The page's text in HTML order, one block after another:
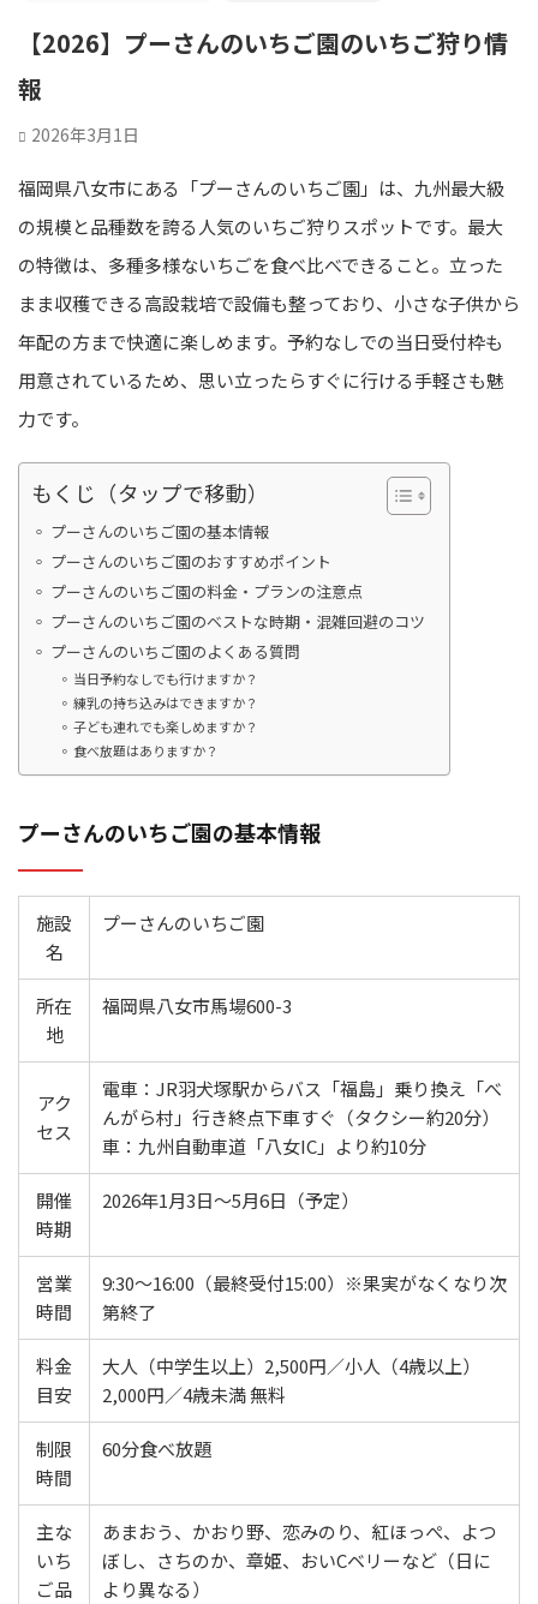
【2026】プーさんのいちご園のいちご狩り情
報
2026年3月1日
福岡県八女市にある「プーさんのいちご園」は、九州最大級
の規模と品種数を誇る人気のいちご狩りスポットです。最大
の特徴は、多種多様ないちごを食べ比べできること。立った
まま収穫できる高設栽培で設備も整っており、小さな子供から
年配の方まで快適に楽しめます。予約なしでの当日受付枠も
用意されているため、思い立ったらすぐに行ける手軽さも魅
力です。
もくじ（タップで移動）
プーさんのいちご園の基本情報
プーさんのいちご園のおすすめポイント
プーさんのいちご園の料金・プランの注意点
プーさんのいちご園のベストな時期・混雑回避のコツ
プーさんのいちご園のよくある質問
当日予約なしでも行けますか？
練乳の持ち込みはできますか？
子ども連れでも楽しめますか？
食べ放題はありますか？
プーさんのいちご園の基本情報
施設
名
プーさんのいちご園
所在
地
福岡県八女市馬場600-3
アク
セス
電車：JR羽犬塚駅からバス「福島」乗り換え「べ
んがら村」行き終点下車すぐ（タクシー約20分）
車：九州自動車道「八女IC」より約10分
開催
時期
2026年1月3日～5月6日（予定）
営業
時間
9:30～16:00（最終受付15:00）※果実がなくなり次
第終了
料金
目安
大人（中学生以上）2,500円／小人（4歳以上）
2,000円／4歳未満 無料
制限
時間
60分食べ放題
主な
いち
ご品
あまおう、かおり野、恋みのり、紅ほっぺ、よつ
ぼし、さちのか、章姫、おいCベリーなど（日に
より異なる）